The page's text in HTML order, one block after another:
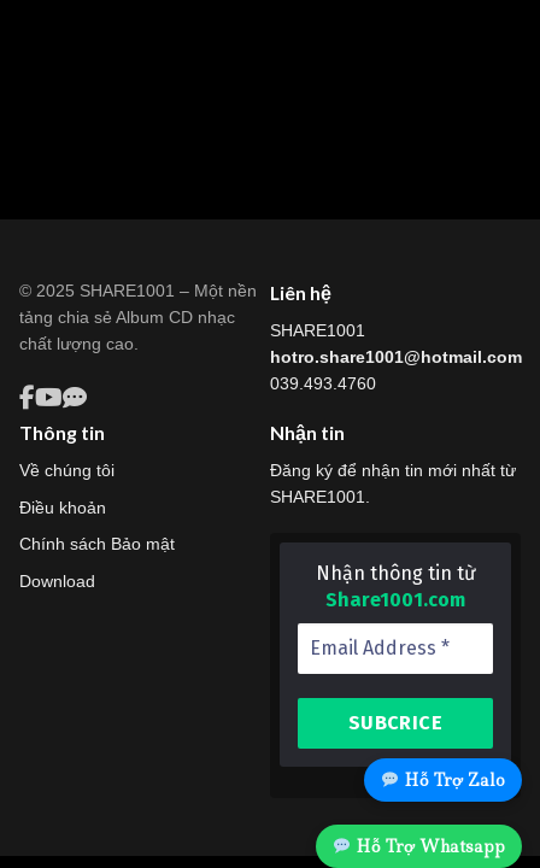
© 2025 SHARE1001 – Một nền
tảng chia sẻ Album CD nhạc
chất lượng cao.
Liên hệ
SHARE1001
hotro.share1001@hotmail.com
039.493.4760
Thông tin
Về chúng tôi
Điều khoản
Chính sách Bảo mật
Download
Nhận tin
Đăng ký để nhận tin mới nhất từ
SHARE1001.
Nhận thông tin từ
Share1001.com
Hỗ Trợ Zalo
Hỗ Trợ Whatsapp